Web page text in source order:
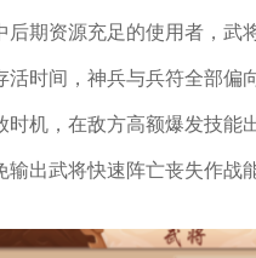
期资源充足的使用者，
时间，神兵与兵符全部
机，在敌方高额爆发技
出武将快速阵亡丧失作战能